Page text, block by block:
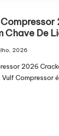
Chave De
2026
2026
Compressor